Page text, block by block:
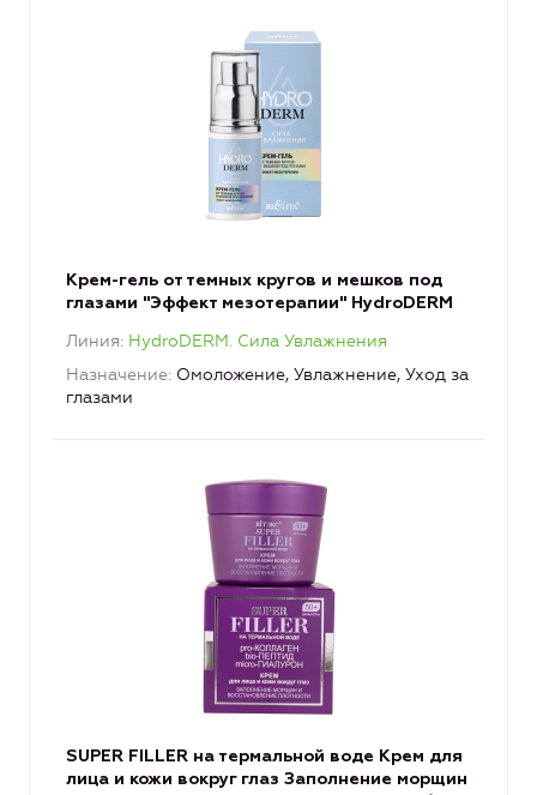
Крем-гель от темных кругов и мешков под
глазами "Эффект мезотерапии" HydroDERM
Линия HydroDERM. Сила Увлажнения
Назначение Омоложение, Увлажнение, Уход за
глазами
SUPER FILLER на термальной воде Крем для
лица и кожи вокруг глаз Заполнение морщин